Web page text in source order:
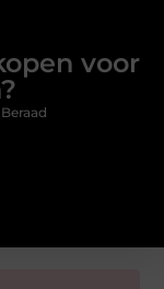
voor